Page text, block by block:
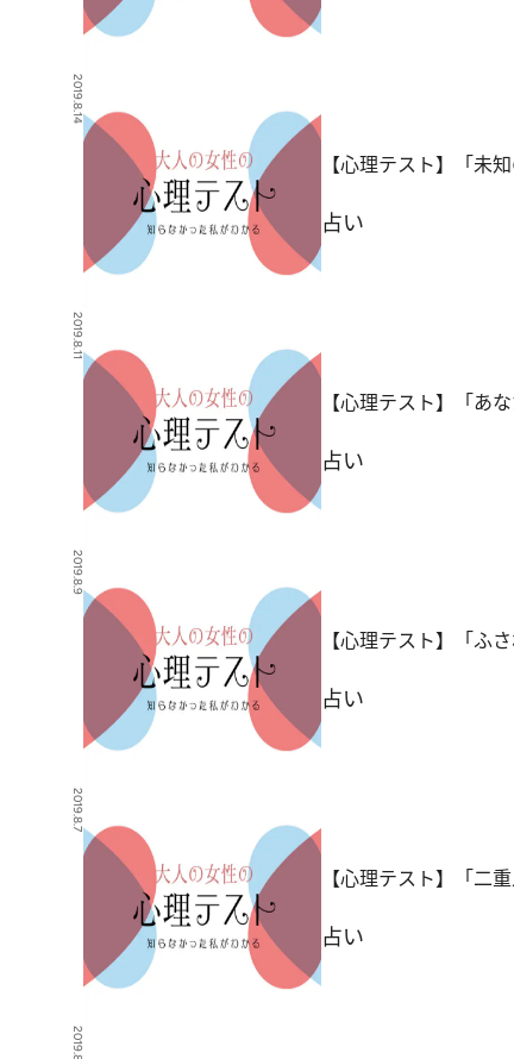
2019.8.14
【心理テスト】「未
占い
2019.8.11
【心理テスト】「あ
占い
2019.8.9
【心理テスト】「ふ
占い
2019.8.7
【心理テスト】「二
占い
2019.8.4